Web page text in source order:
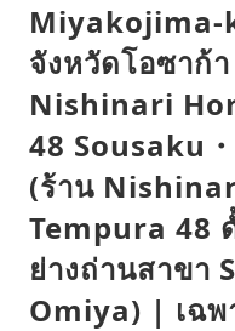
Miyakojima-
จังหวัดโอซาก้
Nishinari
48 Sousaku
(ร้าน
Tempura 48
ย่างถ่านสาขา
Omiya) | เฉพ